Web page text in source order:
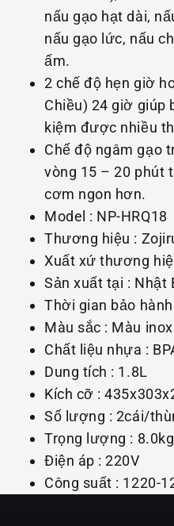
nấu gạo hạt dài,
nấu gạo lức, nấu
ấm.
2 chế độ hẹn giờ
Chiều) 24 giờ giúp
kiệm được nhiều
Chế độ ngâm gạo
vòng 15 – 20 phút
cơm ngon hơn.
Model : NP-HRQ18
Thương hiệu :
Xuất xứ thương
Sản xuất tại : Nhật
Thời gian bảo
Màu sắc : Màu
Chất liệu nhựa :
Dung tích : 1.8L
Kích cỡ :
Số lượng : 2cái/
Trọng lượng :
Điện áp : 220V
Công suất : 1220-